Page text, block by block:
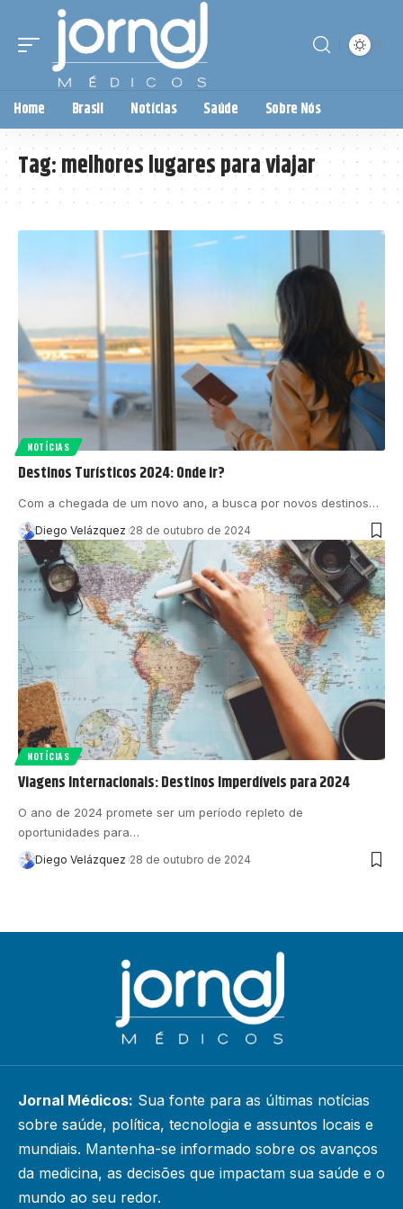
Home Brasil Notícias Saúde Sobre Nós
Tag:melhores lugares para viajar
NOTÍCIAS
Destinos Turísticos 2024: Onde ir?
Com a chegada de um novo ano, a busca por novos destinos…
Diego Velázquez 28 de outubro de 2024
NOTÍCIAS
Viagens Internacionais: Destinos Imperdíveis para 2024
O ano de 2024 promete ser um período repleto de
oportunidades para…
Diego Velázquez 28 de outubro de 2024
Jornal Médicos: Sua fonte para as últimas notícias
sobre saúde, política, tecnologia e assuntos locais e
mundiais. Mantenha-se informado sobre os avanços
da medicina, as decisões que impactam sua saúde e o
mundo ao seu redor.